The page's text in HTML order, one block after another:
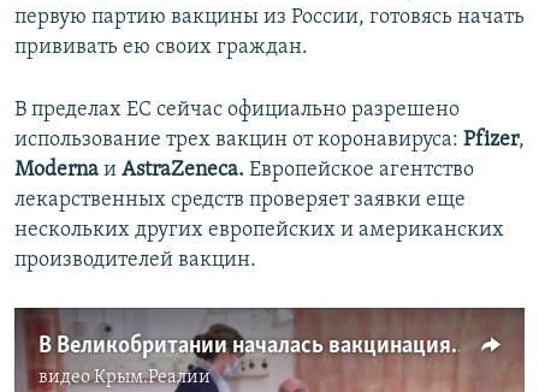
первую партию вакцины из России, готовясь начать
прививать ею своих граждан.
В пределах ЕС сейчас официально разрешено
использование трех вакцин от коронавируса: Pfizer,
Moderna и AstraZeneca. Европейское агентство
лекарственных средств проверяет заявки еще
нескольких других европейских и американских
производителей вакцин.
В Великобритании началась вакцинация против COVID-19 препаратом AstraZeneca (видео)
видеоКрым.Реалии